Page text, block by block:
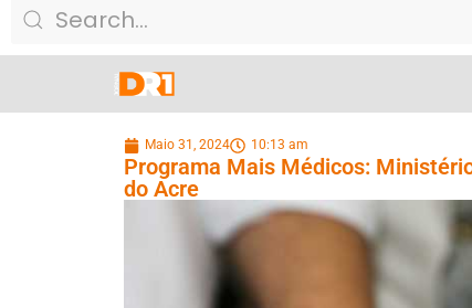
Maio 31, 2024 10:13 am
Programa Mais Médicos:
do Acre